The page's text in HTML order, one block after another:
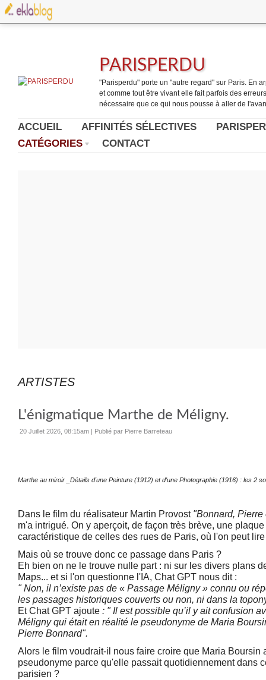
PARISPERDU
"Parisperdu" porte un "autre regard" sur Paris. En
et comme tout être vivant elle fait parfois des
nécessaire que ce qui nous pousse à aller de
ACCUEIL AFFINITÉS SÉLECTIVES
CATÉGORIES
CONTACT
ARTISTES
L'énigmatique Marthe de Méligny.
20 Juillet 2026, 08:15am | Publié par Pierre Barreteau
Marthe au miroir _Détails d'une Peinture (1912) et d'une Photographie (1916) : les 2
Dans le film du réalisateur Martin Provost "Bonnard, Pierre
m'a intrigué. On y aperçoit, de façon très brève, une
caractéristique de celles des rues de Paris, où l'on peut
Mais où se trouve donc ce passage dans Paris ?
Eh bien on ne le trouve nulle part : ni sur les divers plans
Maps... et si l'on questionne l'IA, Chat GPT nous dit :
" Non, il n’existe pas de « Passage Méligny » connu ou
les passages historiques couverts ou non, ni dans la
Et Chat GPT ajoute : " Il est possible qu’il y ait confusion
Méligny qui était en réalité le pseudonyme de Maria
Pierre Bonnard".
Alors le film voudrait-il nous faire croire que Maria Boursin
pseudonyme parce qu'elle passait quotidiennement dans
parisien ?